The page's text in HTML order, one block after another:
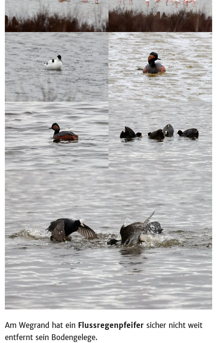
Am Wegrand hat ein Flussregenpfeifer sicher nicht weit
entfernt sein Bodengelege.